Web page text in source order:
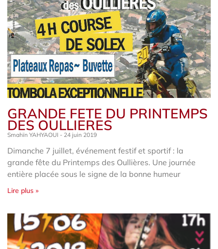
GRANDE FETE DU PRINTEMPS
DES OULLIERES
Smahïn YAHYAOUI 24 juin 2019
Dimanche 7 juillet, événement festif et sportif : la
grande fête du Printemps des Oullières. Une journée
entière placée sous le signe de la bonne humeur
Lire plus »